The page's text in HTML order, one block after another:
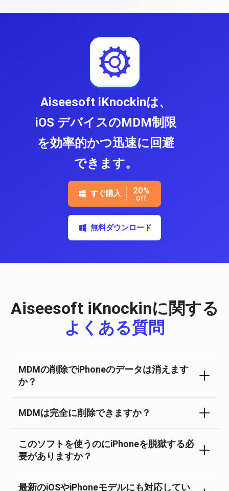
Aiseesoft iKnockinは、
iOS デバイスのMDM制限
を効率的かつ迅速に回避
できます。
Aiseesoft iKnockinに関する
よくある質問
MDMの削除でiPhoneのデータは消えます
か？
MDMは完全に削除できますか？
このソフトを使うのにiPhoneを脱獄する必
要がありますか？
最新のiOSやiPhoneモデルにも対応してい